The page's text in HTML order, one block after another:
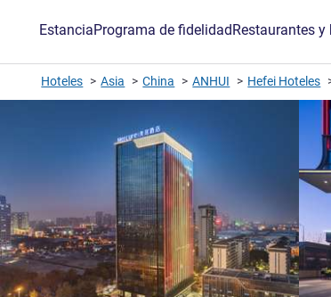
EstanciaPrograma de fidelidadRestaurantes y
Hoteles Asia China ANHUI Hefei Hoteles